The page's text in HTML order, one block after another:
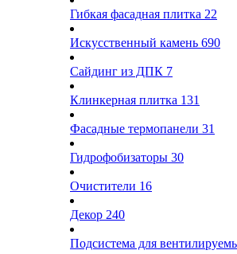
Гибкая фасадная плитка 22
Искусственный камень 690
Сайдинг из ДПК 7
Клинкерная плитка 131
Фасадные термопанели 31
Гидрофобизаторы 30
Очистители 16
Декор 240
Подсистема для